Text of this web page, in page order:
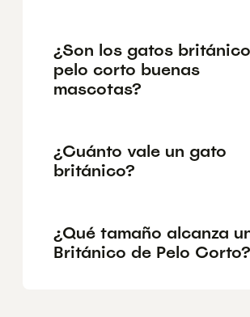
¿Son los gatos
pelo corto buenas
mascotas?
¿Cuánto vale un gato
británico?
¿Qué tamaño alcanza
Británico de Pelo Corto?